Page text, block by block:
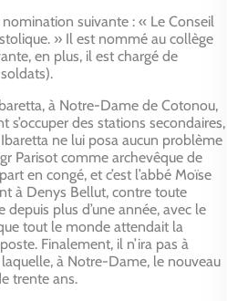
suivante : « Le Conseil
» Il est nommé au collège
en plus, il est chargé de
à Notre-Dame de Cotonou,
des stations secondaires,
ne lui posa aucun problème
Parisot comme archevêque de
en congé, et c’est l’abbé Moïse
à Denys Bellut, contre toute
plus d’une année, avec le
tout le monde attendait la
Finalement, il n’ira pas à
à Notre-Dame, le nouveau
trente ans.